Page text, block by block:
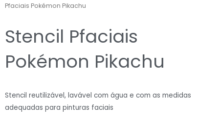
Pfaciais Pokémon Pikachu
Stencil Pfaciais
Pokémon Pikachu
Stencil reutilizável, lavável com água e com as medidas
adequadas para pinturas faciais